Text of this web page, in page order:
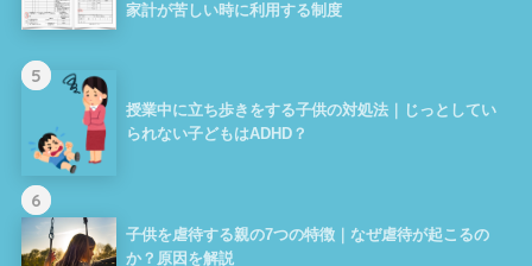
家計が苦しい時に利用する制度
5
授業中に立ち歩きをする子供の対処法｜じっとしてい
られない子どもはADHD？
6
子供を虐待する親の7つの特徴｜なぜ虐待が起こるの
か？原因を解説